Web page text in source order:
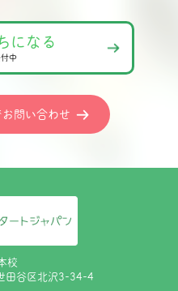
になる
中
問い合わせ
校
田谷区北沢3-34-4